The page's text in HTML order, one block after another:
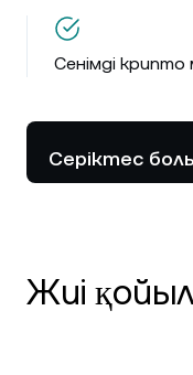
Сенімді
Серіктес
Жиі